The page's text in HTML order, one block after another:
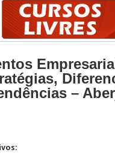
–